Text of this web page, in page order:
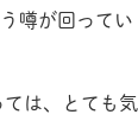
噂が回ってい
は、とても気